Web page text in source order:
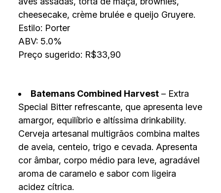
cheesecake, crème brulée e queijo Gruyere.
Estilo: Porter
ABV: 5.0%
Preço sugerido: R$33,90
Batemans Combined Harvest – Extra
Special Bitter refrescante, que apresenta leve
amargor, equilíbrio e altíssima drinkability.
Cerveja artesanal multigrãos combina maltes
de aveia, centeio, trigo e cevada. Apresenta
cor âmbar, corpo médio para leve, agradável
aroma de caramelo e sabor com ligeira
acidez cítrica.